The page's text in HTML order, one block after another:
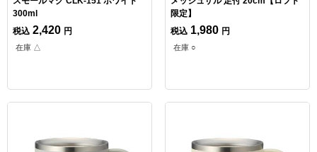
300ml
税込 2,420 円
在庫 △
限定】
税込 1,980 円
在庫 ○